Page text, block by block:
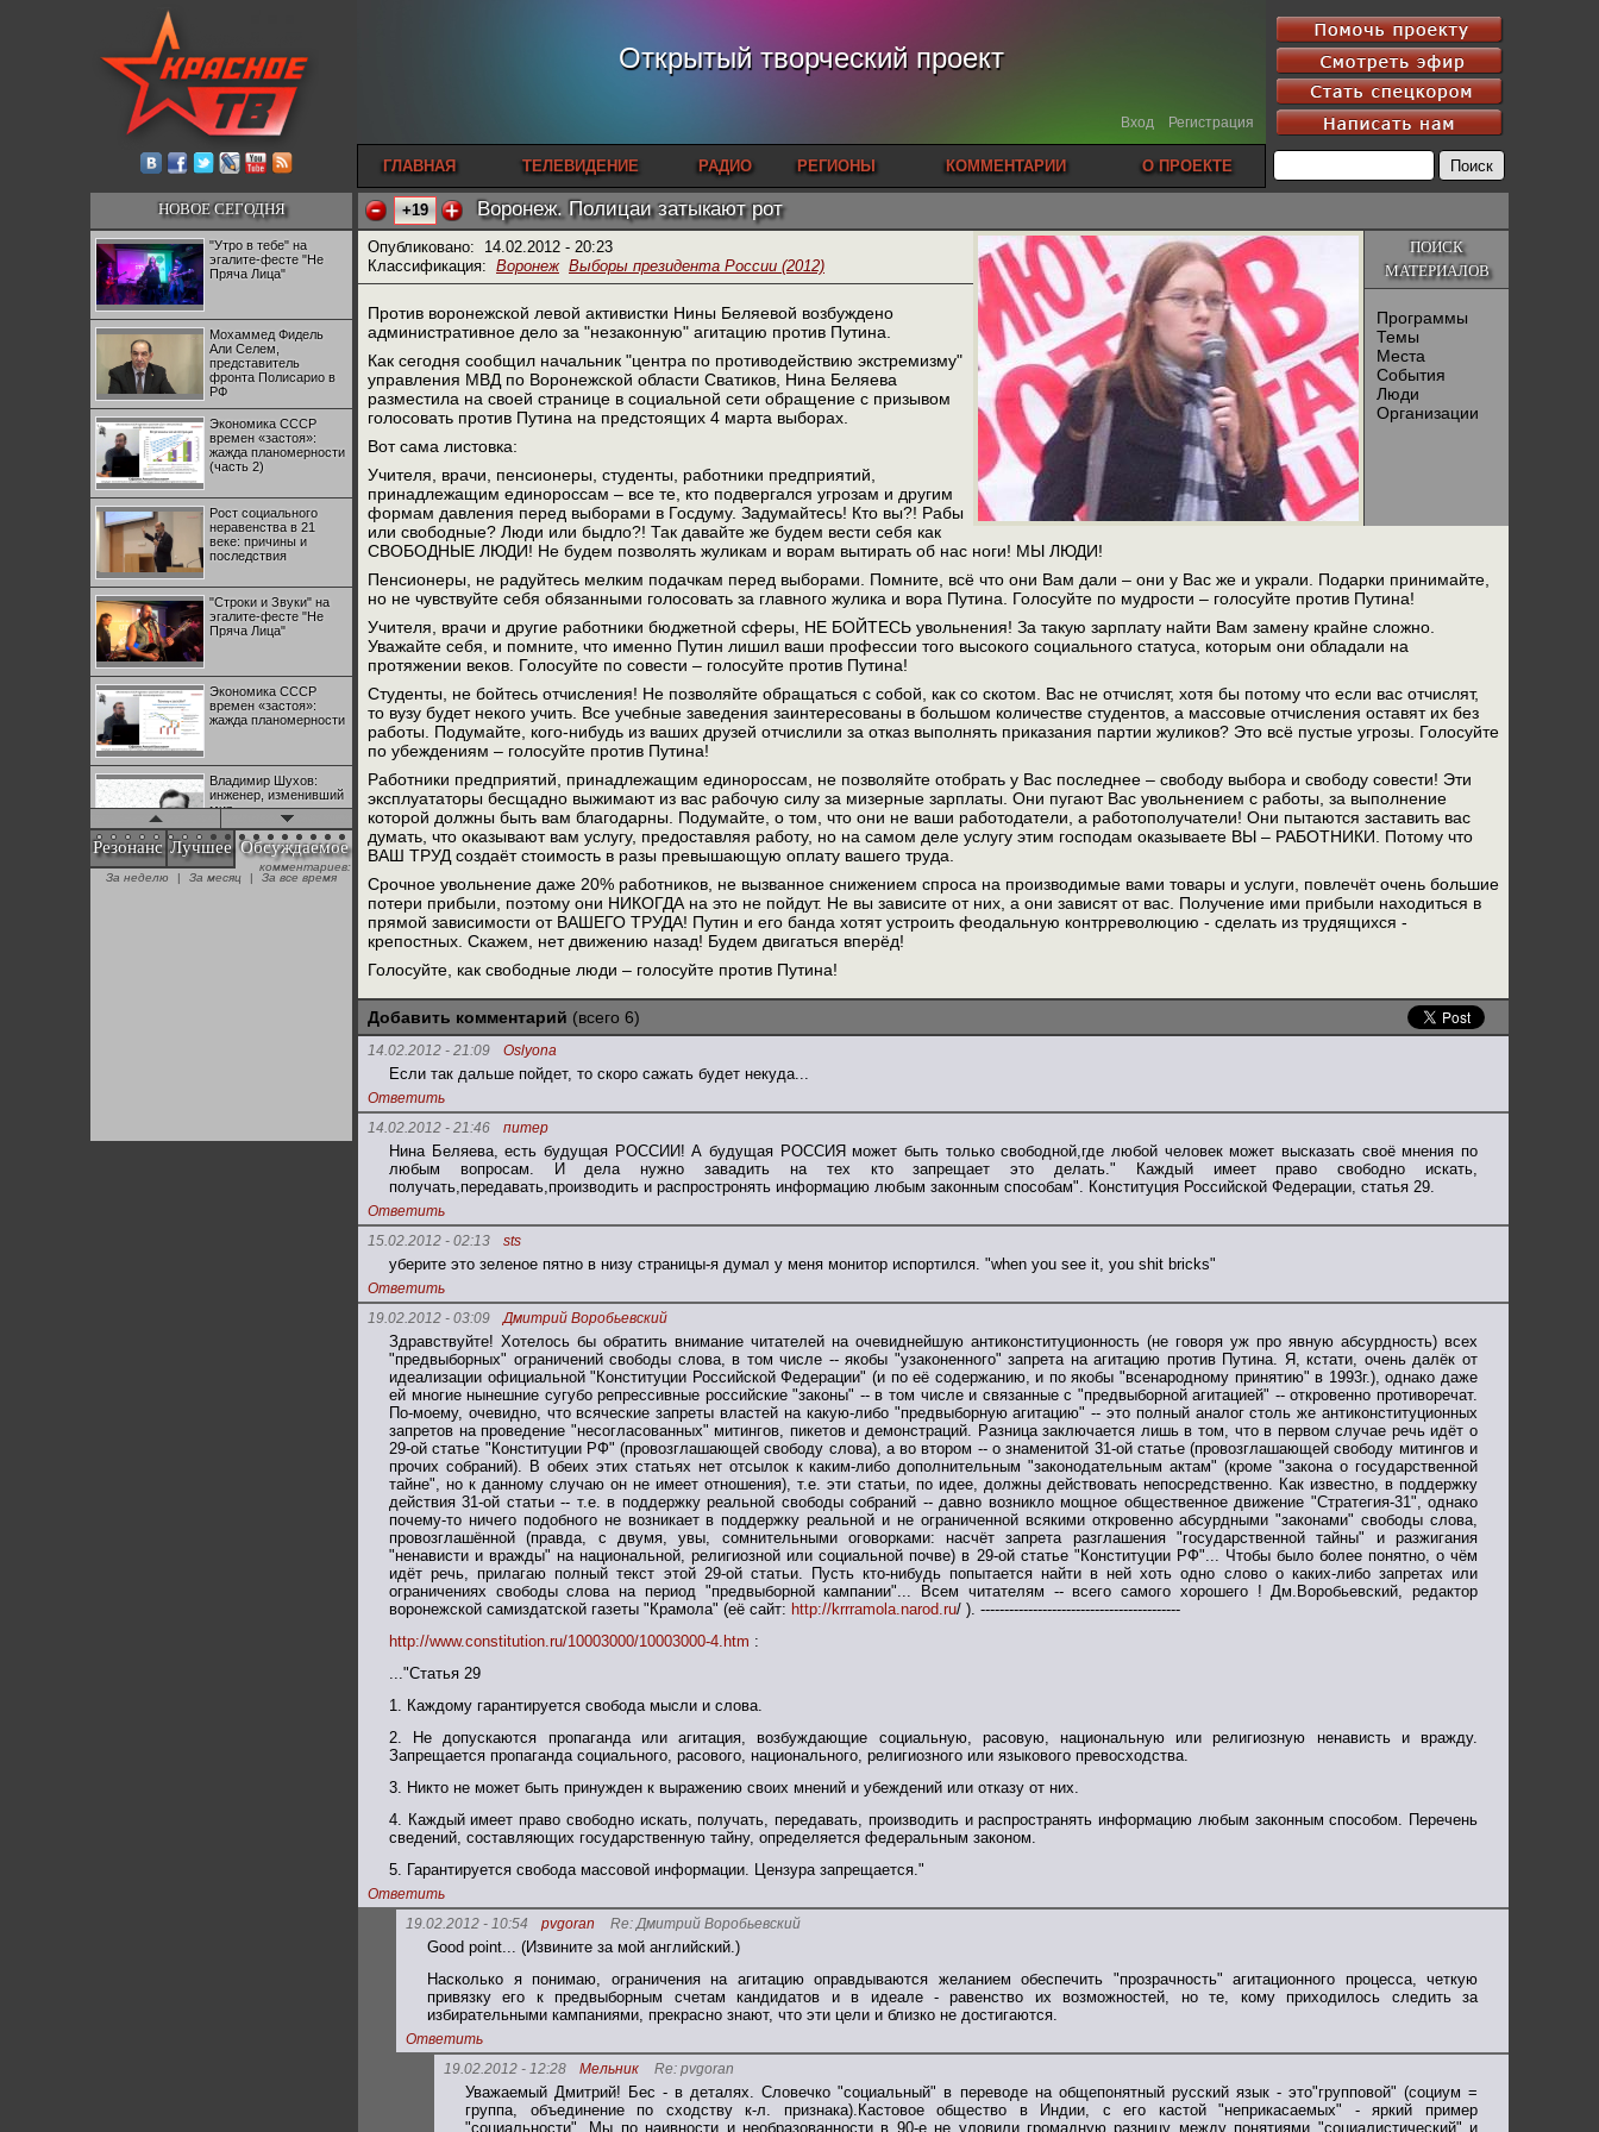
Открытый творческий проект
Вход Регистрация
ГЛАВНАЯ ТЕЛЕВИДЕНИЕ РАДИО РЕГИОНЫ КОММЕНТАРИИ О ПРОЕКТЕ
НОВОЕ СЕГОДНЯ
"Утро в тебе" на
эгалите-фесте "Не
Пряча Лица"
Мохаммед Фидель
Али Селем,
представитель
фронта Полисарио в
РФ
Экономика СССР
времен «застоя»:
жажда планомерности
(часть 2)
Рост социального
неравенства в 21
веке: причины и
последствия
"Строки и Звуки" на
эгалите-фесте "Не
Пряча Лица"
Экономика СССР
времен «застоя»:
жажда планомерности
Владимир Шухов:
инженер, изменивший
мир
"Аркадий Коц" на
эгалите-фесте "Не
Резонанс Лучшее Обсуждаемое
комментариев:
За неделю
| За месяц | За все время
+19 Воронеж. Полицаи затыкают рот
ПОИСК
МАТЕРИАЛОВ
Программы
Темы
Места
События
Люди
Организации
Опубликовано: 14.02.2012 - 20:23
Классификация: Воронеж Выборы президента России (2012)
Против воронежской левой активистки Нины Беляевой возбуждено
административное дело за "незаконную" агитацию против Путина.
Как сегодня сообщил начальник "центра по противодействию экстремизму"
управления МВД по Воронежской области Сватиков, Нина Беляева
разместила на своей странице в социальной сети обращение с призывом
голосовать против Путина на предстоящих 4 марта выборах.
Вот сама листовка:
Учителя, врачи, пенсионеры, студенты, работники предприятий,
принадлежащим единороссам – все те, кто подвергался угрозам и другим
формам давления перед выборами в Госдуму. Задумайтесь! Кто вы?! Рабы
или свободные? Люди или быдло?! Так давайте же будем вести себя как
СВОБОДНЫЕ ЛЮДИ! Не будем позволять жуликам и ворам вытирать об нас ноги! МЫ ЛЮДИ!
Пенсионеры, не радуйтесь мелким подачкам перед выборами. Помните, всё что они Вам дали – они у Вас же и украли. Подарки принимайте,
но не чувствуйте себя обязанными голосовать за главного жулика и вора Путина. Голосуйте по мудрости – голосуйте против Путина!
Учителя, врачи и другие работники бюджетной сферы, НЕ БОЙТЕСЬ увольнения! За такую зарплату найти Вам замену крайне сложно.
Уважайте себя, и помните, что именно Путин лишил ваши профессии того высокого социального статуса, которым они обладали на
протяжении веков. Голосуйте по совести – голосуйте против Путина!
Студенты, не бойтесь отчисления! Не позволяйте обращаться с собой, как со скотом. Вас не отчислят, хотя бы потому что если вас отчислят,
то вузу будет некого учить. Все учебные заведения заинтересованы в большом количестве студентов, а массовые отчисления оставят их без
работы. Подумайте, кого-нибудь из ваших друзей отчислили за отказ выполнять приказания партии жуликов? Это всё пустые угрозы. Голосуйте
по убеждениям – голосуйте против Путина!
Работники предприятий, принадлежащим единороссам, не позволяйте отобрать у Вас последнее – свободу выбора и свободу совести! Эти
эксплуататоры бесщадно выжимают из вас рабочую силу за мизерные зарплаты. Они пугают Вас увольнением с работы, за выполнение
которой должны быть вам благодарны. Подумайте, о том, что они не ваши работодатели, а работополучатели! Они пытаются заставить вас
думать, что оказывают вам услугу, предоставляя работу, но на самом деле услугу этим господам оказываете ВЫ – РАБОТНИКИ. Потому что
ВАШ ТРУД создаёт стоимость в разы превышающую оплату вашего труда.
Срочное увольнение даже 20% работников, не вызванное снижением спроса на производимые вами товары и услуги, повлечёт очень большие
потери прибыли, поэтому они НИКОГДА на это не пойдут. Не вы зависите от них, а они зависят от вас. Получение ими прибыли находиться в
прямой зависимости от ВАШЕГО ТРУДА! Путин и его банда хотят устроить феодальную контрреволюцию - сделать из трудящихся -
крепостных. Скажем, нет движению назад! Будем двигаться вперёд!
Голосуйте, как свободные люди – голосуйте против Путина!
Добавить комментарий (всего 6)
14.02.2012 - 21:09 Oslyona
Если так дальше пойдет, то скоро сажать будет некуда...
Ответить
14.02.2012 - 21:46
питер
Нина Беляева, есть будущая РОССИИ! А будущая РОССИЯ может быть только свободной,где любой человек может высказать своё мнения по
любым вопросам. И дела нужно завадить на тех кто запрещает это делать." Каждый имеет право свободно искать,
получать,передавать,производить и распростронять информацию любым законным способам". Конституция Российской Федерации, статья 29.
Ответить
15.02.2012 - 02:13
sts
уберите это зеленое пятно в низу страницы-я думал у меня монитор испортился. "when you see it, you shit bricks"
Ответить
19.02.2012 - 03:09
Дмитрий Воробьевский
Здравствуйте! Хотелось бы обратить внимание читателей на очевиднейшую антиконституционность (не говоря уж про явную абсурдность) всех
"предвыборных" ограничений свободы слова, в том числе -- якобы "узаконенного" запрета на агитацию против Путина. Я, кстати, очень далёк от
идеализации официальной "Конституции Российской Федерации" (и по её содержанию, и по якобы "всенародному принятию" в 1993г.), однако даже
ей многие нынешние сугубо репрессивные российские "законы" -- в том числе и связанные с "предвыборной агитацией" -- откровенно противоречат.
По-моему, очевидно, что всяческие запреты властей на какую-либо "предвыборную агитацию" -- это полный аналог столь же антиконституционных
запретов на проведение "несогласованных" митингов, пикетов и демонстраций. Разница заключается лишь в том, что в первом случае речь идёт о
29-ой статье "Конституции РФ" (провозглашающей свободу слова), а во втором -- о знаменитой 31-ой статье (провозглашающей свободу митингов и
прочих собраний). В обеих этих статьях нет отсылок к каким-либо дополнительным "законодательным актам" (кроме "закона о государственной
тайне", но к данному случаю он не имеет отношения), т.е. эти статьи, по идее, должны действовать непосредственно. Как известно, в поддержку
действия 31-ой статьи -- т.е. в поддержку реальной свободы собраний -- давно возникло мощное общественное движение "Стратегия-31", однако
почему-то ничего подобного не возникает в поддержку реальной и не ограниченной всякими откровенно абсурдными "законами" свободы слова,
провозглашённой (правда, с двумя, увы, сомнительными оговорками: насчёт запрета разглашения "государственной тайны" и разжигания
"ненависти и вражды" на национальной, религиозной или социальной почве) в 29-ой статье "Конституции РФ"... Чтобы было более понятно, о чём
идёт речь, прилагаю полный текст этой 29-ой статьи. Пусть кто-нибудь попытается найти в ней хоть одно слово о каких-либо запретах или
ограничениях свободы слова на период "предвыборной кампании"... Всем читателям -- всего самого хорошего ! Дм.Воробьевский, редактор
воронежской самиздатской газеты "Крамола" (её сайт: http://krrramola.narod.ru/ ). ------------------------------------------
http://www.constitution.ru/10003000/10003000-4.htm :
..."Статья 29
1. Каждому гарантируется свобода мысли и слова.
2. Не допускаются пропаганда или агитация, возбуждающие социальную, расовую, национальную или религиозную ненависть и вражду.
Запрещается пропаганда социального, расового, национального, религиозного или языкового превосходства.
3. Никто не может быть принужден к выражению своих мнений и убеждений или отказу от них.
4. Каждый имеет право свободно искать, получать, передавать, производить и распространять информацию любым законным способом. Перечень
сведений, составляющих государственную тайну, определяется федеральным законом.
5. Гарантируется свобода массовой информации. Цензура запрещается."
Ответить
19.02.2012 - 10:54
pvgoran Re: Дмитрий Воробьевский
Good point... (Извините за мой английский.)
Насколько я понимаю, ограничения на агитацию оправдываются желанием обеспечить "прозрачность" агитационного процесса, четкую
привязку его к предвыборным счетам кандидатов и в идеале - равенство их возможностей, но те, кому приходилось следить за
избирательными кампаниями, прекрасно знают, что эти цели и близко не достигаются.
Ответить
19.02.2012 - 12:28
Мельник Re: pvgoran
Уважаемый Дмитрий! Бес - в деталях. Словечко "социальный" в переводе на общепонятный русский язык - это"групповой" (социум =
группа, объединение по сходству к-л. признака).Кастовое общество в Индии, с его кастой "неприкасаемых" - яркий пример
"социальности". Мы по наивности и необразованности в 90-е не уловили громадную разницу между понятиями "социалистический" и